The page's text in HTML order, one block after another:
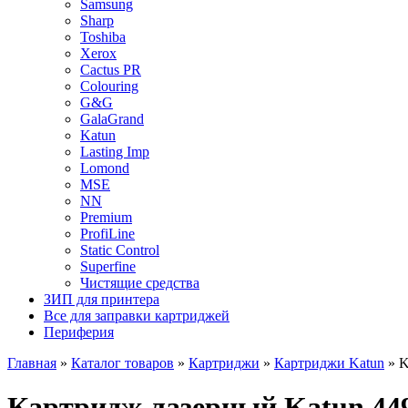
Samsung
Sharp
Toshiba
Xerox
Cactus PR
Colouring
G&G
GalaGrand
Katun
Lasting Imp
Lomond
MSE
NN
Premium
ProfiLine
Static Control
Superfine
Чистящие средства
ЗИП для принтера
Все для заправки картриджей
Периферия
Главная » Каталог товаров » Картриджи » Картриджи Katun »